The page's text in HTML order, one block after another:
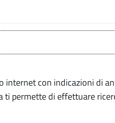
internet con indicazioni di
ti permette di effettuare